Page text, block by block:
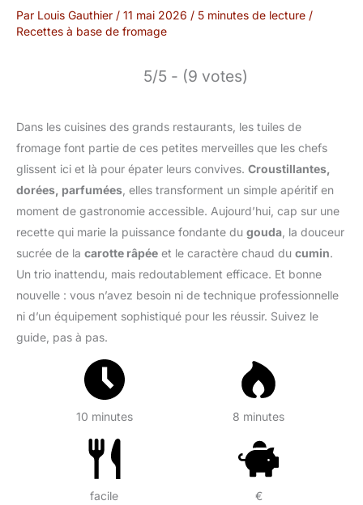
Par Louis Gauthier / 11 mai 2026 / 5 minutes de lecture /
Recettes à base de fromage
5/5 - (9 votes)
Dans les cuisines des grands restaurants, les tuiles de
fromage font partie de ces petites merveilles que les chefs
glissent ici et là pour épater leurs convives. Croustillantes,
dorées, parfumées , elles transforment un simple apéritif en
moment de gastronomie accessible. Aujourd’hui, cap sur une
recette qui marie la puissance fondante du gouda , la douceur
sucrée de la carotte râpée et le caractère chaud du cumin.
Un trio inattendu, mais redoutablement efficace. Et bonne
nouvelle : vous n’avez besoin ni de technique professionnelle
ni d’un équipement sophistiqué pour les réussir. Suivez le
guide, pas à pas.
10 minutes 8 minutes
facile €